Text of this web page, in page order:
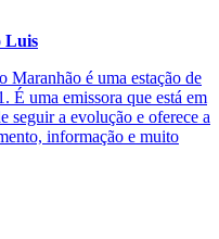
Luis
Maranhão é uma estação de
É uma emissora que está em
seguir a evolução e oferece a
informação e muito